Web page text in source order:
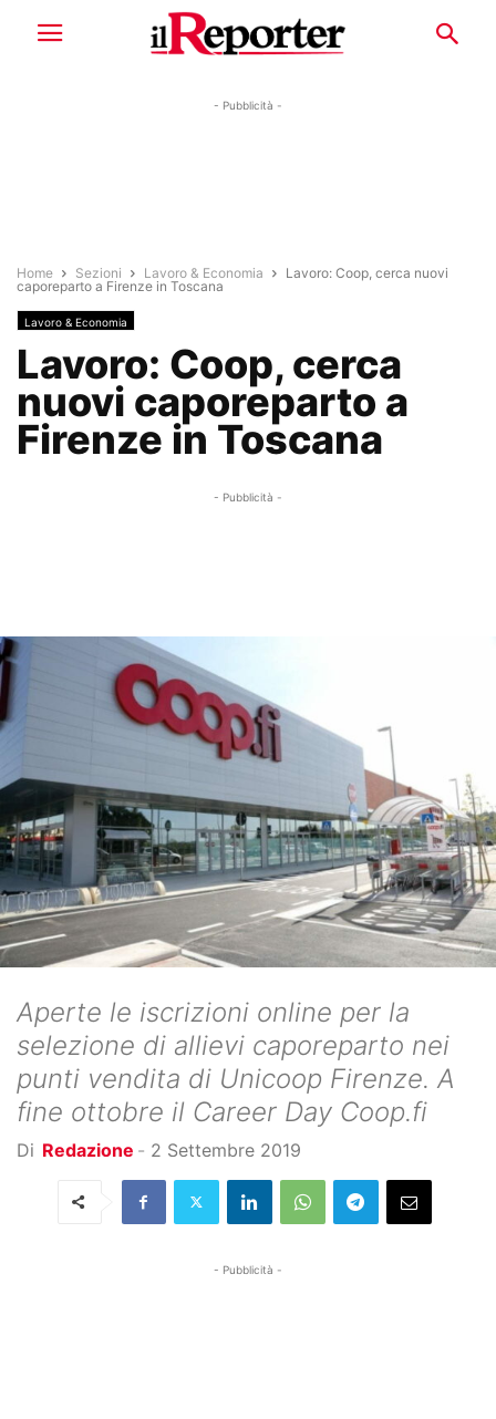
- Pubblicità -
Home Sezioni Lavoro & Economia
Lavoro: Coop, cerca nuovi
caporeparto a Firenze in Toscana
Lavoro & Economia
Lavoro: Coop, cerca
nuovi caporeparto a
Firenze in Toscana
- Pubblicità -
Aperte le iscrizioni online per la
selezione di allievi caporeparto nei
punti vendita di Unicoop Firenze. A
fine ottobre il Career Day Coop.fi
Di Redazione - 2 Settembre 2019
- Pubblicità -